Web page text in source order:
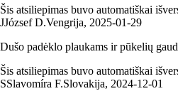
Šis atsiliepimas buvo automatiškai
JJózsef D.Vengrija, 2025‑01‑29
Dušo padėklo plaukams ir pūkelių
Šis atsiliepimas buvo automatiškai
SSlavomíra F.Slovakija, 2024‑12‑01